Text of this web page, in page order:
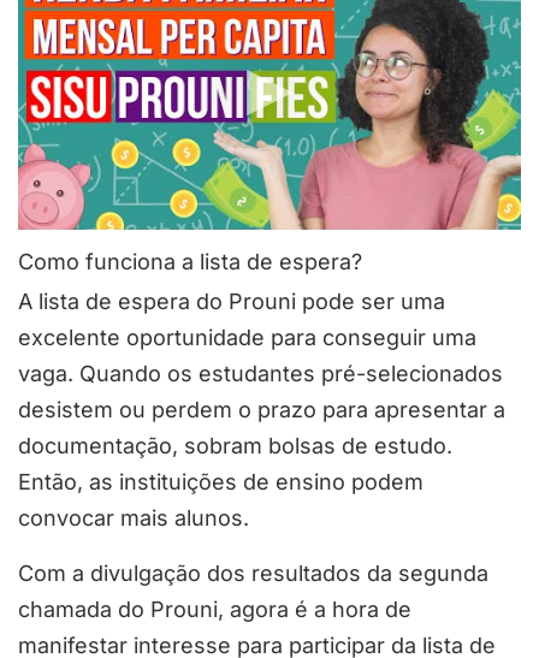
Como funciona a lista de espera?
A lista de espera do Prouni pode ser uma
excelente oportunidade para conseguir uma
vaga. Quando os estudantes pré-selecionados
desistem ou perdem o prazo para apresentar a
documentação, sobram bolsas de estudo.
Então, as instituições de ensino podem
convocar mais alunos.
Com a divulgação dos resultados da segunda
chamada do Prouni, agora é a hora de
manifestar interesse para participar da lista de